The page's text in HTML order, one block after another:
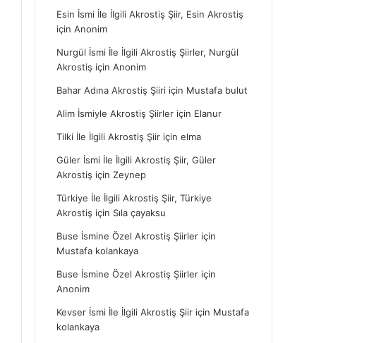
Esin İsmi İle İlgili Akrostiş Şiir, Esin Akrostiş
içinAnonim
Nurgül İsmi İle İlgili Akrostiş Şiirler, Nurgül
Akrostiş içinAnonim
Bahar Adına Akrostiş Şiiri için Mustafa bulut
Alim İsmiyle Akrostiş Şiirler için Elanur
Tilki İle İlgili Akrostiş Şiir içinelma
Güler İsmi İle İlgili Akrostiş Şiir, Güler
Akrostiş içinZeynep
Türkiye İle İlgili Akrostiş Şiir, Türkiye
Akrostiş için Sıla çayaksu
Buse İsmine Özel Akrostiş Şiirler için
Mustafa kolankaya
Buse İsmine Özel Akrostiş Şiirler için
Anonim
Kevser İsmi İle İlgili Akrostiş Şiir için Mustafa
kolankaya